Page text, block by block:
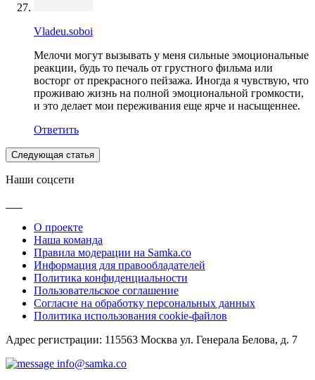
Vladeu.soboi
Мелочи могут вызывать у меня сильные эмоциональные
реакции, будь то печаль от грустного фильма или
восторг от прекрасного пейзажа. Иногда я чувствую, что
проживаю жизнь на полной эмоциональной громкости,
и это делает мои переживания еще ярче и насыщеннее.
Ответить
Следующая статья
Наши соцсети
О проекте
Наша команда
Правила модерации на Samka.co
Информация для правообладателей
Политика конфиденциальности
Пользовательское соглашение
Согласие на обработку персональных данных
Политика использования cookie-файлов
Адрес регистрации: 115563 Москва ул. Генерала Белова, д. 7
info@samka.co